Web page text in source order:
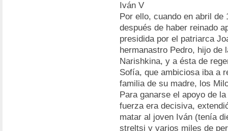
Iván V
Por ello, cuando en abril de
después de haber reinado
presidida por el patriarca
hermanastro Pedro, hijo de
Narishkina, y a ésta de
Sofía, que ambiciosa iba a
familia de su madre, los
Para ganarse el apoyo de
fuerza era decisiva,
matar al joven Iván (tenía
streltsi y varios miles de